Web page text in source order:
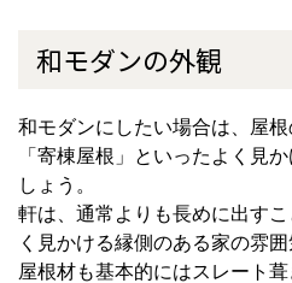
和モダンの外観
和モダンにしたい場合は、屋
「寄棟屋根」といったよく見
しょう。
軒は、通常よりも長めに出す
く見かける縁側のある家の雰
屋根材も基本的にはスレート